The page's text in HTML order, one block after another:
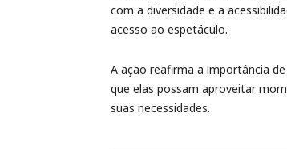
com a diversidade e a
acesso ao espetáculo.
A ação reafirma a importância
que elas possam aproveitar
suas necessidades.